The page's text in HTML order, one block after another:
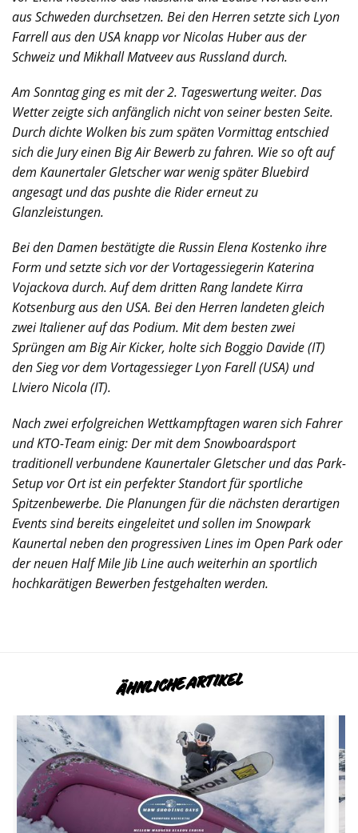
aus Schwedendurchsetzen. Bei den Herren setzte sich Lyon
Farrell aus den USA knapp vor Nicolas Huber aus der
Schweiz und Mikhall Matveev aus Russland durch.
Am Sonntag ging es mit der 2. Tageswertung weiter. Das
Wetter zeigte sich anfänglich nicht von seiner besten Seite.
Durch dichte Wolken bis zum späten Vormittag entschied
sich die Jury einen Big Air Bewerb zu fahren. Wie so oft auf
dem Kaunertaler Gletscher war wenig später Bluebird
angesagt und das pushte die Rider erneut zu
Glanzleistungen.
Bei den Damen bestätigte die Russin Elena Kostenko ihre
Form und setzte sich vor der Vortagessiegerin Katerina
Vojackova durch. Auf dem dritten Rang landete Kirra
Kotsenburg aus den USA. Bei den Herren landeten gleich
zwei Italiener auf das Podium. Mit dem besten zwei
Sprüngen am Big Air Kicker, holte sich Boggio Davide (IT)
den Sieg vor dem Vortagessieger Lyon Farell (USA) und
LIviero Nicola (IT).
Nach zwei erfolgreichen Wettkampftagen waren sich Fahrer
und KTO-Team einig: Der mit dem Snowboardsport
traditionell verbundene Kaunertaler Gletscher und das Park-
Setup vor Ort ist einperfekter Standort für sportliche
Spitzenbewerbe. Die Planungen für die nächsten derartigen
Eventssind bereits eingeleitet und sollen im Snowpark
Kaunertal neben den progressiven Lines im OpenPark oder
der neuen Half Mile Jib Line auch weiterhin an sportlich
hochkarätigen Bewerbenfestgehalten werden.
ÄHNLICHE ARTIKEL